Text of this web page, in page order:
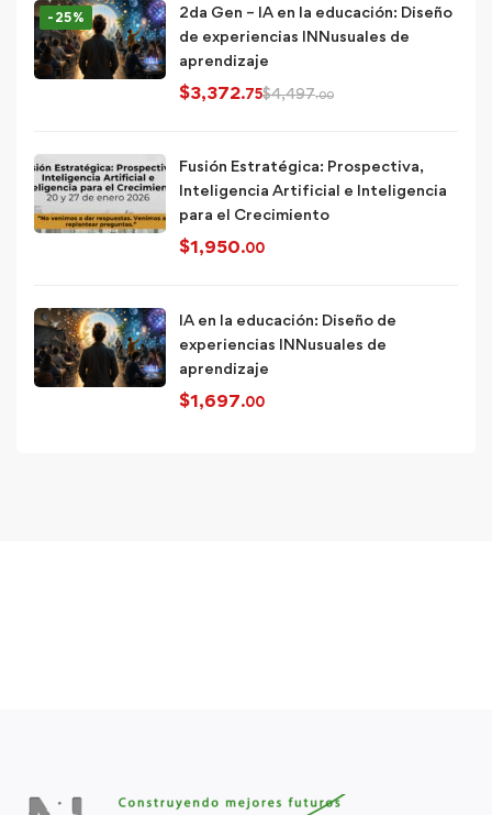
-25%
2da Gen – IA en la educación: Diseño
de experiencias INNusuales de
aprendizaje
$3,372.75$4,497.00
Fusión Estratégica: Prospectiva,
Inteligencia Artificial e Inteligencia
para el Crecimiento
$1,950.00
IA en la educación: Diseño de
experiencias INNusuales de
aprendizaje
$1,697.00